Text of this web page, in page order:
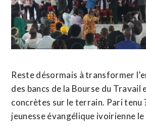
Reste désormais à transformer
des bancs de la Bourse du Travail
concrètes sur le terrain. Pari tenu
jeunesse évangélique ivoirienne